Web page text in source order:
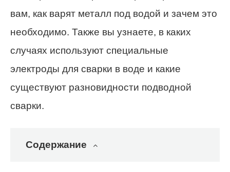
вам, как варят металл под водой и зачем это
необходимо. Также вы узнаете, в каких
случаях используют специальные
электроды для сварки в воде и какие
существуют разновидности подводной
сварки.
Содержание